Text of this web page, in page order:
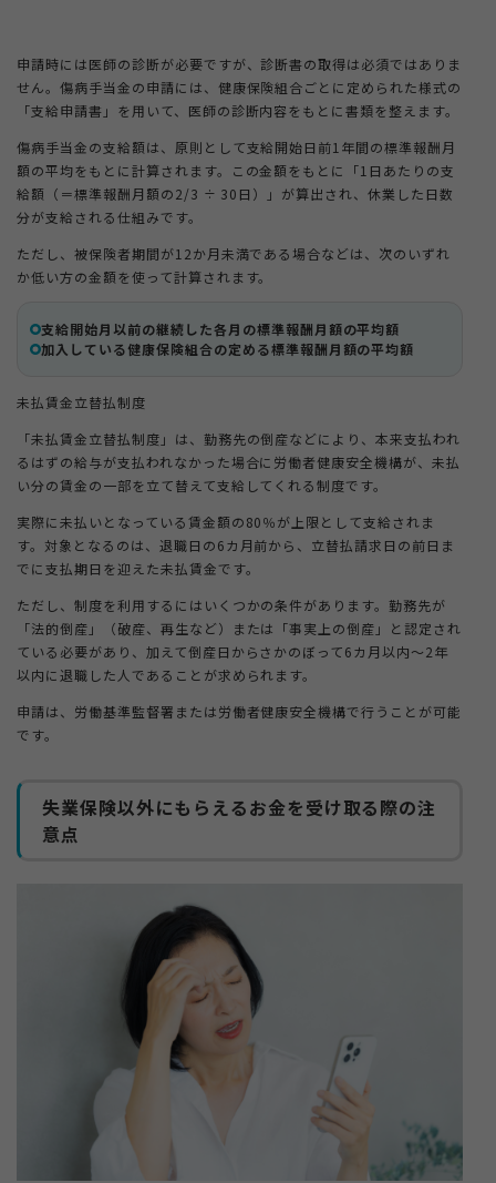
申請時には医師の診断が必要ですが、診断書の取得は必須ではありま
せん。傷病手当金の申請には、健康保険組合ごとに定められた様式の
「支給申請書」を用いて、医師の診断内容をもとに書類を整えます。
傷病手当金の支給額は、原則として支給開始日前1年間の標準報酬月
額の平均をもとに計算されます。この金額をもとに「1日あたりの支
給額（＝標準報酬月額の2/3 ÷ 30日）」が算出され、休業した日数
分が支給される仕組みです。
ただし、被保険者期間が12か月未満である場合などは、次のいずれ
か低い方の金額を使って計算されます。
支給開始月以前の継続した各月の標準報酬月額の平均額
加入している健康保険組合の定める標準報酬月額の平均額
未払賃金立替払制度
「未払賃金立替払制度」は、勤務先の倒産などにより、本来支払われ
るはずの給与が支払われなかった場合に労働者健康安全機構が、未払
い分の賃金の一部を立て替えて支給してくれる制度です。
実際に未払いとなっている賃金額の80％が上限として支給されま
す。対象となるのは、退職日の6カ月前から、立替払請求日の前日ま
でに支払期日を迎えた未払賃金です。
ただし、制度を利用するにはいくつかの条件があります。勤務先が
「法的倒産」（破産、再生など）または「事実上の倒産」と認定され
ている必要があり、加えて倒産日からさかのぼって6カ月以内〜2年
以内に退職した人であることが求められます。
申請は、労働基準監督署または労働者健康安全機構で行うことが可能
です。
失業保険以外にもらえるお金を受け取る際の注
意点